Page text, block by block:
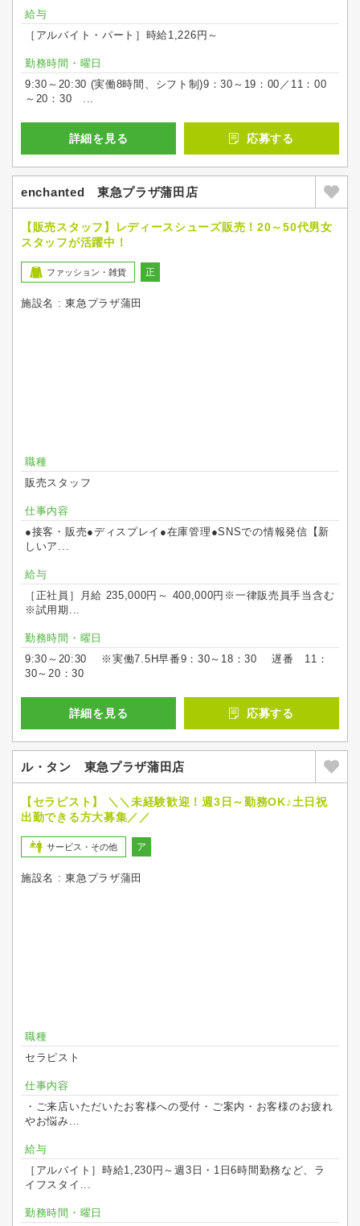
給与
［アルバイト・パート］時給1,226円～
勤務時間・曜日
9:30～20:30 (実働8時間、シフト制)9：30～19：00／11：00
～20：30 ...
詳細を見る 応募する
enchanted 東急プラザ蒲田店
【販売スタッフ】レディースシューズ販売！20～50代男女
スタッフが活躍中！
ファッション・雑貨 正
施設名 : 東急プラザ蒲田
職種
販売スタッフ
仕事内容
●接客・販売●ディスプレイ●在庫管理●SNSでの情報発信【新
しいア...
給与
［正社員］月給 235,000円～ 400,000円※一律販売員手当含む
※試用期...
勤務時間・曜日
9:30～20:30 ※実働7.5H早番9：30～18：30 遅番 11：
30～20：30
詳細を見る 応募する
ル・タン 東急プラザ蒲田店
【セラピスト】 ＼＼未経験歓迎！週3日～勤務OK♪土日祝
出勤できる方大募集／／
サービス・その他 ア
施設名 : 東急プラザ蒲田
職種
セラピスト
仕事内容
・ご来店いただいたお客様への受付・ご案内・お客様のお疲れ
やお悩み...
給与
［アルバイト］時給1,230円～週3日・1日6時間勤務など、ラ
イフスタイ...
勤務時間・曜日